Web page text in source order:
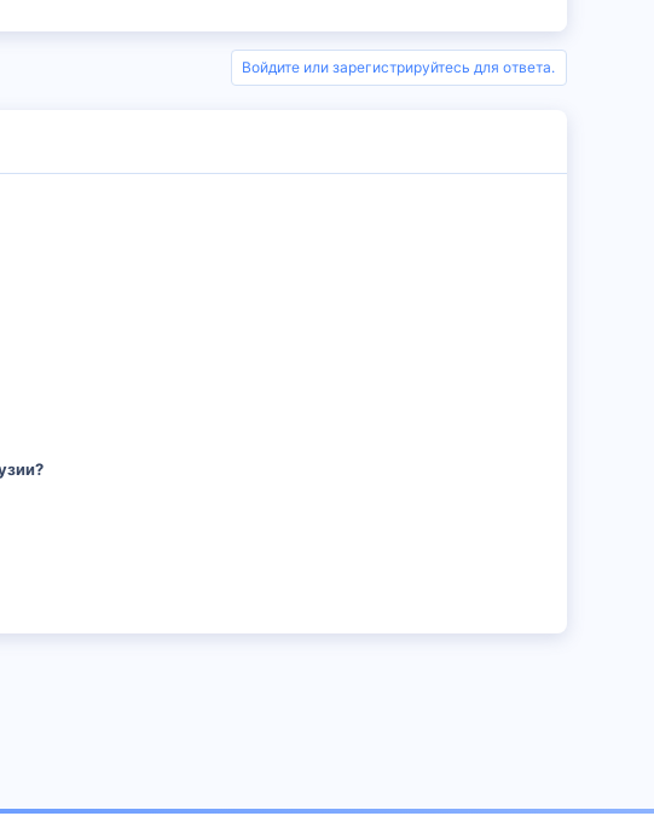
алкогольные напитки, по доступным ценам. Цель сети
обеспечивая шаговую доступность к своим торговым
Войдите или зарегистрируйтесь для ответа.